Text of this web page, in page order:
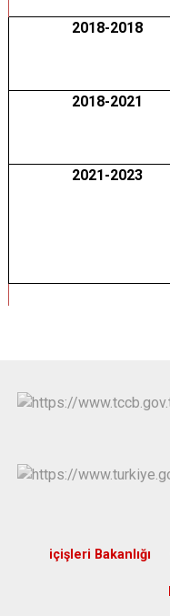
2018-2018
2018-2021
2021-2023
içişleri Bakanlığı